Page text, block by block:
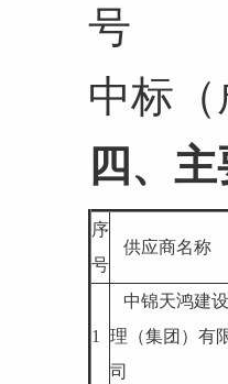
号
中标（
四、
序
号
供应商名称
1
中锦天鸿建
理（集团）有
司